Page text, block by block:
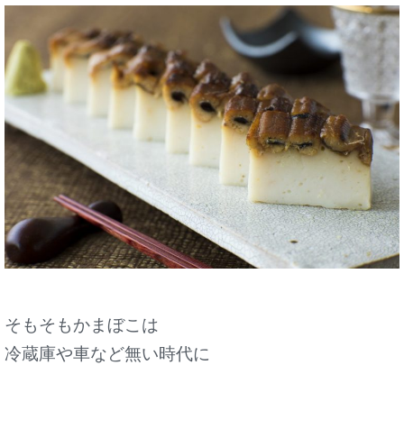
そもそもかまぼこは
冷蔵庫や車など無い時代に